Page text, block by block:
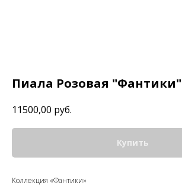
Пиала Розовая "Фантики"
11500,00 руб.
Купить
Коллекция «Фантики»